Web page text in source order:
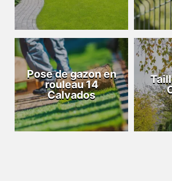
Pose de gazon en
rouleau 14
Calvados